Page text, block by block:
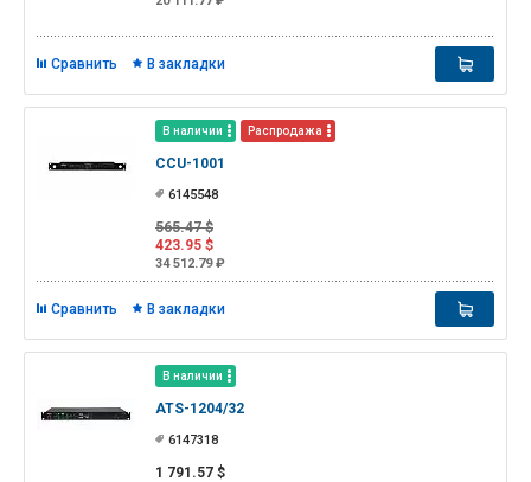
Сравнить В закладки
В наличии Распродажа
CCU-1001
6145548
565.47 $
423.95 $
34 512.79 ₽
Сравнить В закладки
В наличии
ATS-1204/32
6147318
1 791.57 $